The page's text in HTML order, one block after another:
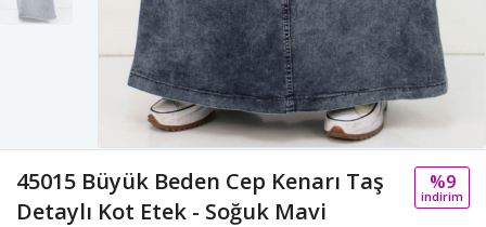
45015 Büyük Beden Cep Kenarı Taş
Detaylı Kot Etek - Soğuk Mavi
%9
i̇ndi̇ri̇m